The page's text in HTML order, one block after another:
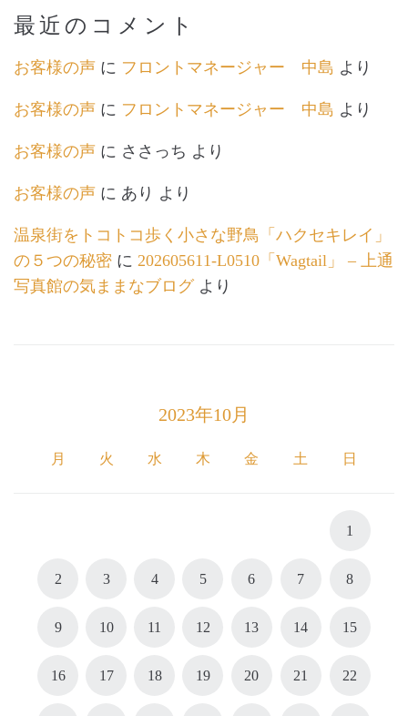
最近のコメント
お客様の声 に フロントマネージャー 中島 より
お客様の声 に フロントマネージャー 中島 より
お客様の声 に ささっち より
お客様の声 に あり より
温泉街をトコトコ歩く小さな野鳥「ハクセキレイ」
の５つの秘密 に 202605611-L0510「Wagtail」 – 上通
写真館の気ままなブログより
2023年10月
月 火 水 木 金 土 日
1
2 3 4 5 6 7 8
9 10 11 12 13 14 15
16 17 18 19 20 21 22